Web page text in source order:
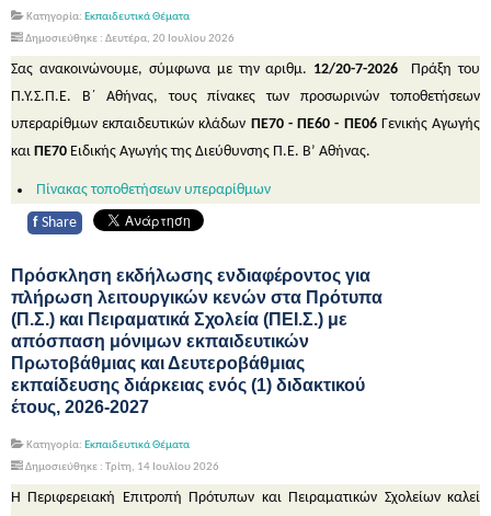
Κατηγορία: Εκπαιδευτικά Θέματα
Δημοσιεύθηκε : Δευτέρα, 20 Ιουλίου 2026
Σας ανακοινώνουμε, σύμφωνα με την αριθμ. 12/20-7-2026
Πράξη του
Π.Υ.Σ.Π.Ε. Β΄ Αθήνας, τους πίνακες των προσωρινών τοποθετήσεων
υπεραρίθμων εκπαιδευτικών κλάδων ΠΕ70 - ΠΕ60 - ΠΕ06 Γενικής Αγωγής
και ΠΕ70 Ειδικής Αγωγής της Διεύθυνσης Π.Ε. Β’ Αθήνας.
Πίνακας τοποθετήσεων υπεραρίθμων
f Share
Πρόσκληση εκδήλωσης ενδιαφέροντος για
πλήρωση λειτουργικών κενών στα Πρότυπα
(Π.Σ.) και Πειραματικά Σχολεία (ΠΕΙ.Σ.) με
απόσπαση μόνιμων εκπαιδευτικών
Πρωτοβάθμιας και Δευτεροβάθμιας
εκπαίδευσης διάρκειας ενός (1) διδακτικού
έτους, 2026-2027
Κατηγορία: Εκπαιδευτικά Θέματα
Δημοσιεύθηκε : Τρίτη, 14 Ιουλίου 2026
Η Περιφερειακή Επιτροπή Πρότυπων και Πειραματικών Σχολείων καλεί